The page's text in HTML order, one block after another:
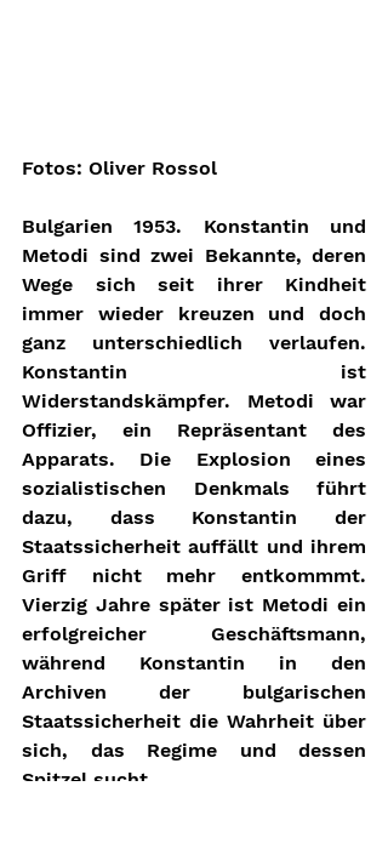
Fotos: Oliver Rossol
Bulgarien 1953. Konstantin und
Metodi sind zwei Bekannte, deren
Wege sich seit ihrer Kindheit
immer wieder kreuzen und doch
ganz unterschiedlich verlaufen.
Konstantin ist
Widerstandskämpfer. Metodi war
Offizier, ein Repräsentant des
Apparats. Die Explosion eines
sozialistischen Denkmals führt
dazu, dass Konstantin der
Staatssicherheit auffällt und ihrem
Griff nicht mehr entkommmt.
Vierzig Jahre später ist Metodi ein
erfolgreicher Geschäftsmann,
während Konstantin in den
Archiven der bulgarischen
Staatssicherheit die Wahrheit über
sich, das Regime und dessen
Spitzel sucht.